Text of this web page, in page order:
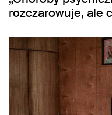
rozczarowuje, ale